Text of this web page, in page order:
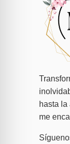
hasta la
me